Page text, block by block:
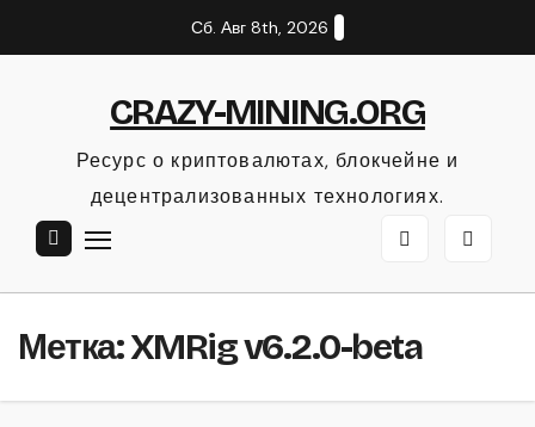
к
Сб. Авг 8th, 2026
CRAZY-MINING.ORG
Ресурс о криптовалютах, блокчейне и
децентрализованных технологиях.
Метка:XMRig v6.2.0-beta